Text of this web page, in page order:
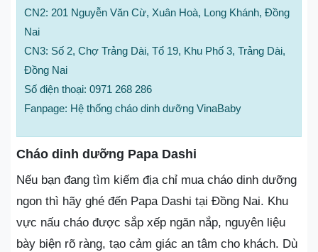
CN2: 201 Nguyễn Văn Cừ, Xuân Hoà, Long Khánh, Đồng
Nai
CN3: Số 2, Chợ Trảng Dài, Tổ 19, Khu Phố 3, Trảng Dài,
Đồng Nai
Số điện thoại: 0971 268 286
Fanpage: Hệ thống cháo dinh dưỡng VinaBaby
Cháo dinh dưỡng Papa Dashi
Nếu bạn đang tìm kiếm địa chỉ mua cháo dinh dưỡng
ngon thì hãy ghé đến Papa Dashi tại Đồng Nai. Khu
vực nấu cháo được sắp xếp ngăn nắp, nguyên liệu
bày biện rõ ràng, tạo cảm giác an tâm cho khách. Dù